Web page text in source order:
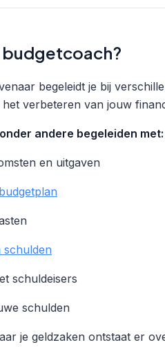
begeleidt je bij
verbeteren van jouw
andere begeleiden met:
en uitgaven
budgetplan
schuldeisers
schulden
je geldzaken ontstaat er